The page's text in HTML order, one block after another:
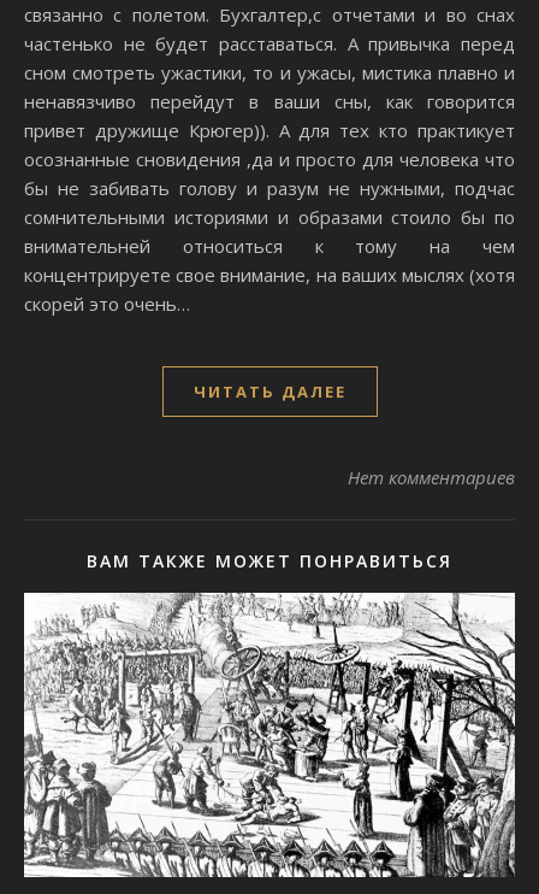
связанно с полетом. Бухгалтер,с отчетами и во снах
частенько не будет расставаться. А привычка перед
сном смотреть ужастики, то и ужасы, мистика плавно и
ненавязчиво перейдут в ваши сны, как говорится
привет дружище Крюгер)). А для тех кто практикует
осознанные сновидения ,да и просто для человека что
бы не забивать голову и разум не нужными, подчас
сомнительными историями и образами стоило бы по
внимательней относиться к тому на чем
концентрируете свое внимание, на ваших мыслях (хотя
скорей это очень…
ЧИТАТЬ ДАЛЕЕ
Нет комментариев
ВАМ ТАКЖЕ МОЖЕТ ПОНРАВИТЬСЯ